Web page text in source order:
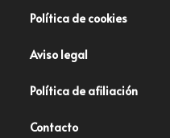
Política de cookies
Aviso legal
Política de afiliación
Contacto